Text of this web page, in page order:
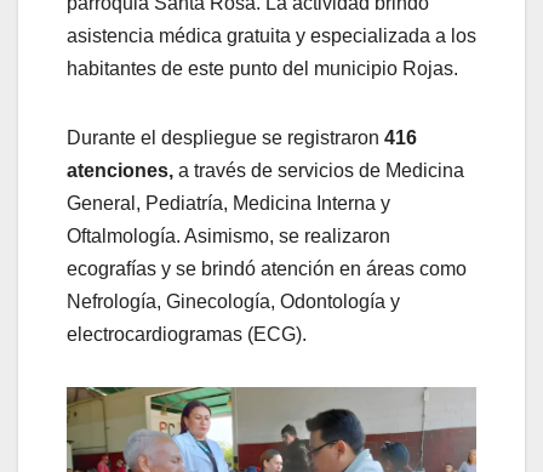
asistencia médica gratuita y especializada a los
habitantes de este punto del municipio Rojas.
​Durante el despliegue se registraron 416
atenciones, a través de servicios de Medicina
General, Pediatría, Medicina Interna y
Oftalmología. Asimismo, se realizaron
ecografías y se brindó atención en áreas como
Nefrología, Ginecología, Odontología y
electrocardiogramas (ECG).